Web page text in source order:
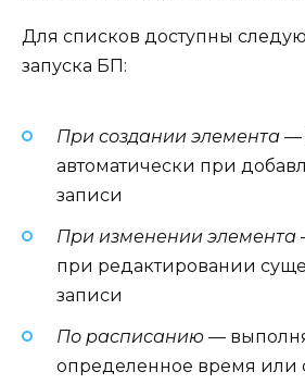
Для списков доступны
запуска БП:
При создании элемента —
автоматически при
записи
При изменении элемента
при редактировании
записи
По расписанию —
определенное время или